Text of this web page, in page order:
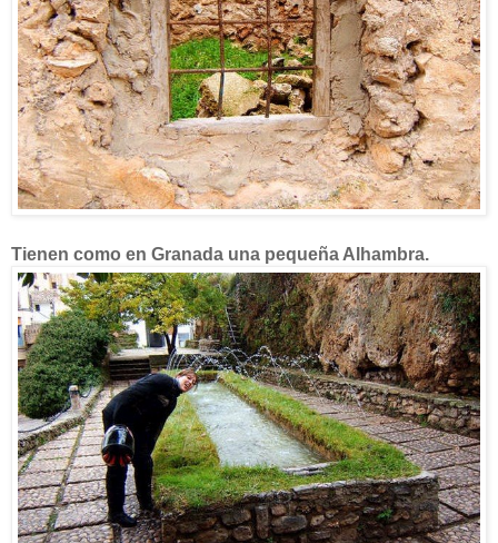
Tienen como en Granada una pequeña Alhambra.